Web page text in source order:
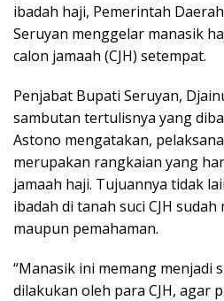
ibadah haji, Pemerintah
Seruyan menggelar manasik
calon jamaah (CJH) setempat.
Penjabat Bupati Seruyan,
sambutan tertulisnya yang
Astono mengatakan,
merupakan rangkaian yang
jamaah haji. Tujuannya tidak
ibadah di tanah suci CJH
maupun pemahaman.
“Manasik ini memang menjadi
dilakukan oleh para CJH, agar